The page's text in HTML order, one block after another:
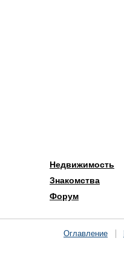
Недвижимость
Знакомства
Форум
Оглавление